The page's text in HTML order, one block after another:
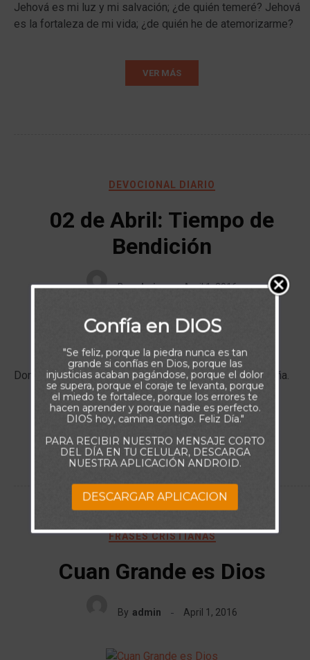
Jehová es mi luz y mi salvación; ¿de quién temeré? Jehová
es la fortaleza de mi vida; ¿de quién he de atemorizarme?
VER MÁS
DEVOCIONAL DIARIO
02 de Abril: Tiempo de
Bendición
By admin April 1, 2016
Dondequiera que Dios nos envía, también nos acompaña.
VER MÁS
FRASES CRISTIANAS
Cuan Grande es Dios
By admin April 1, 2016
Confía en DIOS
"Se feliz, porque la piedra nunca es tan
grande si confías en Dios, porque las
injusticias acaban pagándose, porque el dolor
se supera, porque el coraje te levanta, porque
el miedo te fortalece, porque los errores te
hacen aprender y porque nadie es perfecto.
DIOS hoy, camina contigo. Feliz Día."
PARA RECIBIR NUESTRO MENSAJE CORTO
DEL DÍA EN TU CELULAR, DESCARGA
NUESTRA APLICACIÓN ANDROID.
DESCARGAR APLICACION